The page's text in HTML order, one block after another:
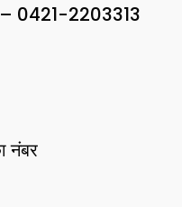
– 0421-2203313
नंबर